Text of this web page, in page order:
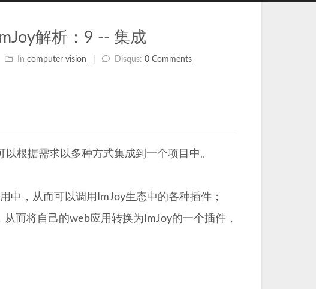
解析：9 -- 集成
In computer vision Disqus: 0 Comments
根据需求以多种方式集成到一个项目中。
中，从而可以调用ImJoy生态中的各种插件；
而将自己的web应用转换为ImJoy的一个插件，